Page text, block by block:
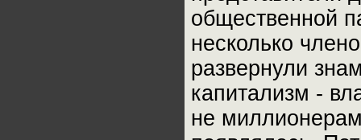
общественной
несколько
развернули
капитализм -
не